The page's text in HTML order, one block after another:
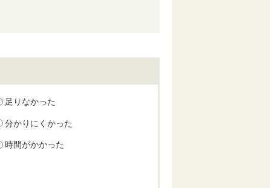
足りなかった
分かりにくかった
時間がかかった